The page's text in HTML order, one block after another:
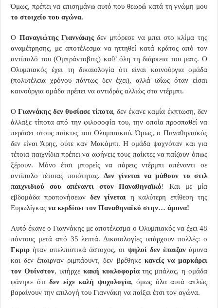
Όμως, πρέπει να επισημάνω αυτό που θεωρώ κατά τη γνώμη μου
το στοιχείο του αγώνα.
Ο Παναγιώτης Γιαννάκηςδεν μπόρεσε να μπει στο κλίμα της
αναμέτρησης, με αποτέλεσμα να ηττηθεί κατά κράτος από τον
αντίπαλό του (Ομπράντοβιτς) καθ’ όλη τη διάρκεια του ματς. Ο
Ολυμπιακός έχει τη δικαιολογία ότι είναι καινούργια ομάδα
(πολυτέλεια χρόνου πάντως δεν έχει), αλλά ιδίως όταν είσαι
καινούργια ομάδα πρέπει να αντιδράς αλλιώς στα ντέρμπι.
ΟΓιαννάκης δεν θυσίασε τίποτα, δεν έκανε καμία έκπτωση, δεν
άλλαξε τίποτα από την φιλοσοφία του, την οποία προσπαθεί να
περάσει στους παίκτες του Ολυμπιακού. Όμως, ο Παναθηναϊκός
δεν είναι Άρης, ούτε καν Μακάμπι. Η ομάδα ψαχνόταν και για
τέτοια παιχνίδια πρέπει να αφήνεις τους παίκτες να παίζουν όπως
ξέρουν. Μόνο έτσι μπορείς να πάρεις ντέρμπι απέναντι σε
αντίπαλο τέτοιας ποιότητας. Δεν γίνεται να μάθουν το στιλ
παιχνιδιού σου απέναντι στον Παναθηναϊκό! Και με μία
εβδομάδα προπονήσεων δεν γίνεται η καλύτερη επίθεση της
Ευρωλίγκας να κερδίσει τον Παναθηναϊκό στην… άμυνα!
Αυτό έκανε ο Γιαννάκης με αποτέλεσμα ο Ολυμπιακός να έχει 48
πόντους μετά από 35 λεπτά. Δικαιολογίες υπάρχουν πολλές: ο
Γκριρ ήταν απελπιστικά άστοχος, οι ψηλοί δεν έπαιζαν άμυνα
και δεν έπαιρναν ριμπάουντ, δεν βρέθηκεκανείς να μαρκάρει
τον Ουίνστον, υπήρχε κακή κυκλοφορίατης μπάλας, η ομάδα
φάνηκε ότιδεν είχε καλή ψυχολογία, όμως όλα αυτά απλώς
βαραίνουν την επιλογή του Γιαννάκη να παίξει έτσι τον αγώνα.